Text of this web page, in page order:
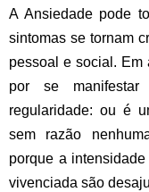
A Ansiedade pode
sintomas se tornam
pessoal e social. Em
por se
regularidade: ou é
sem razão
porque a
vivenciada são